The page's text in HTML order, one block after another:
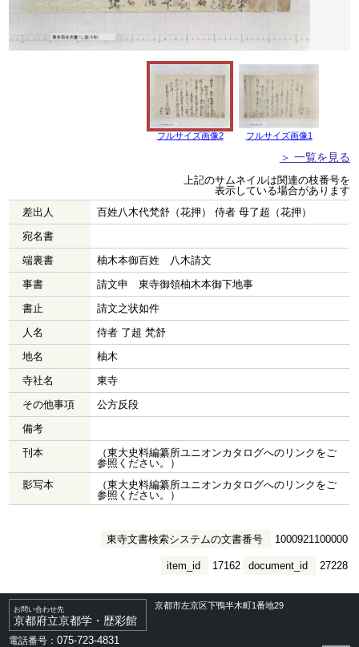
フルサイズ画像2 フルサイズ画像1
＞ 一覧を見る
上記のサムネイルは関連の枝番号を
表示している場合があります
差出人
百姓八木代梵舒（花押） 侍者 母了超（花押）
宛名書
端裏書
柚木本御百姓 八木請文
事書
請文申 東寺御領柚木本御下地事
書止
請文之状如件
人名
侍者 了超 梵舒
地名
柚木
寺社名
東寺
その他事項
公方反段
備考
刊本
（東大史料編纂所ユニオンカタログへのリンクをご
参照ください。）
影写本
（東大史料編纂所ユニオンカタログへのリンクをご
参照ください。）
東寺文書検索システムの文書番号 1000921100000
document_id 27228
item_id 17162
お問い合わせ先
京都府立京都学・歴彩館
京都市左京区下鴨半木町1番地29
電話番号：075-723-4831